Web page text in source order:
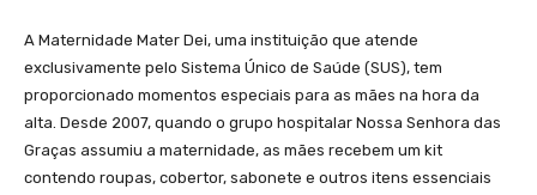
A Maternidade Mater Dei, uma instituição que atende
exclusivamente pelo Sistema Único de Saúde (SUS), tem
proporcionado momentos especiais para as mães na hora da
alta. Desde 2007, quando o grupo hospitalar Nossa Senhora das
Graças assumiu a maternidade, as mães recebem um kit
contendo roupas, cobertor, sabonete e outros itens essenciais